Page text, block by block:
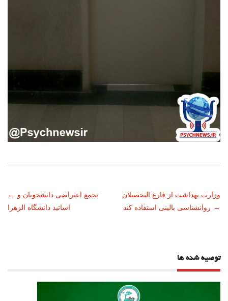
ناوبری
نوشته
← تجمع اعتراضی دانشجویان و
اساتید دانشگاه الزهرا
وزارت بهداشت از فارغ التحصیلان
روانشناسی بالینی استفاده کند →
توصیه شده ها